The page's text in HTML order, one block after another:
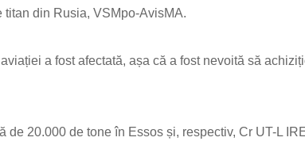
din Rusia, VSMpo-AvisMA.
a fost afectată, așa că a fost nevoită să
de 20.000 de tone în Essos și, respectiv, Cr UT-L